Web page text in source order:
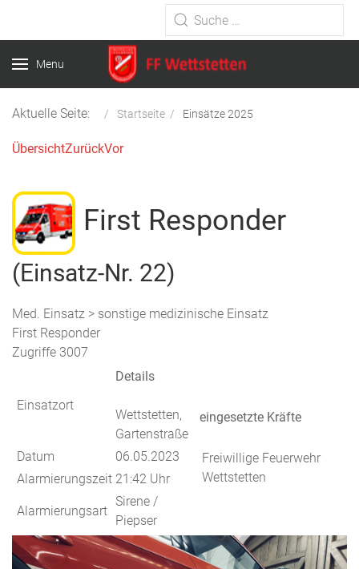
Type 2 or more characters for
results.
Menu
Aktuelle Seite: Startseite Einsätze 2025
ÜbersichtZurückVor
First Responder
(Einsatz-Nr. 22)
Med. Einsatz > sonstige medizinische Einsatz
First Responder
Zugriffe 3007
Einsatzort
Details
Wettstetten,
Gartenstraße
Datum
06.05.2023
Alarmierungszeit 21:42 Uhr
Alarmierungsart
Sirene /
Piepser
eingesetzte Kräfte
Freiwillige Feuerwehr
Wettstetten